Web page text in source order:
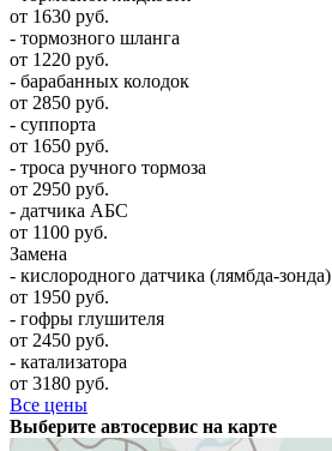
от 1630 руб.
- тормозного шланга
от 1220 руб.
- барабанных колодок
от 2850 руб.
- суппорта
от 1650 руб.
- троса ручного тормоза
от 2950 руб.
- датчика АБС
от 1100 руб.
Замена
- кислородного датчика (лямбда-зонда)
от 1950 руб.
- гофры глушителя
от 2450 руб.
- катализатора
от 3180 руб.
Все цены
Выберите автосервис на карте